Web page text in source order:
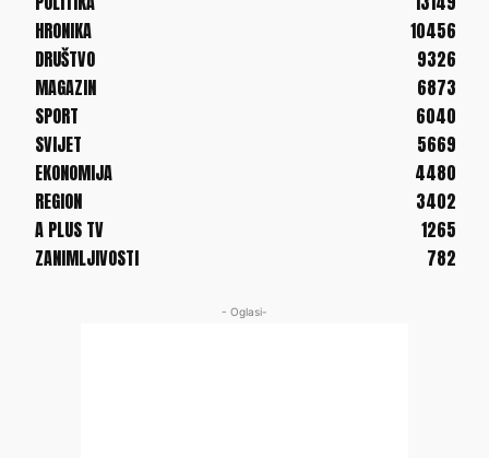
HRONIKA
10456
DRUŠTVO
9326
MAGAZIN
6873
SPORT
6040
SVIJET
5669
EKONOMIJA
4480
REGION
3402
A PLUS TV
1265
ZANIMLJIVOSTI
782
- Oglasi-